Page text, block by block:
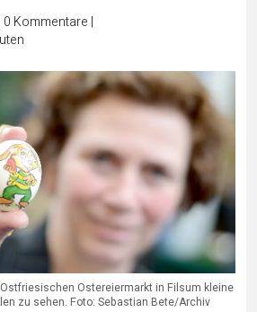
0 Kommentare |
Ostereiermarkt in Filsum kleine
zu sehen. Foto: Sebastian Bete/Archiv